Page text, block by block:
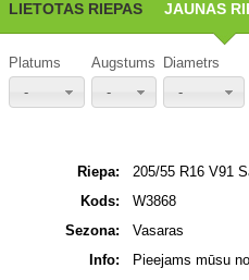
LIETOTAS RIEPAS JAUNAS
Platums
-
Augstums
-
Diametrs
-
Riepa:
205/55 R16 V91
Kods:
W3868
Sezona:
Vasaras
Info:
Pieejams mūsu